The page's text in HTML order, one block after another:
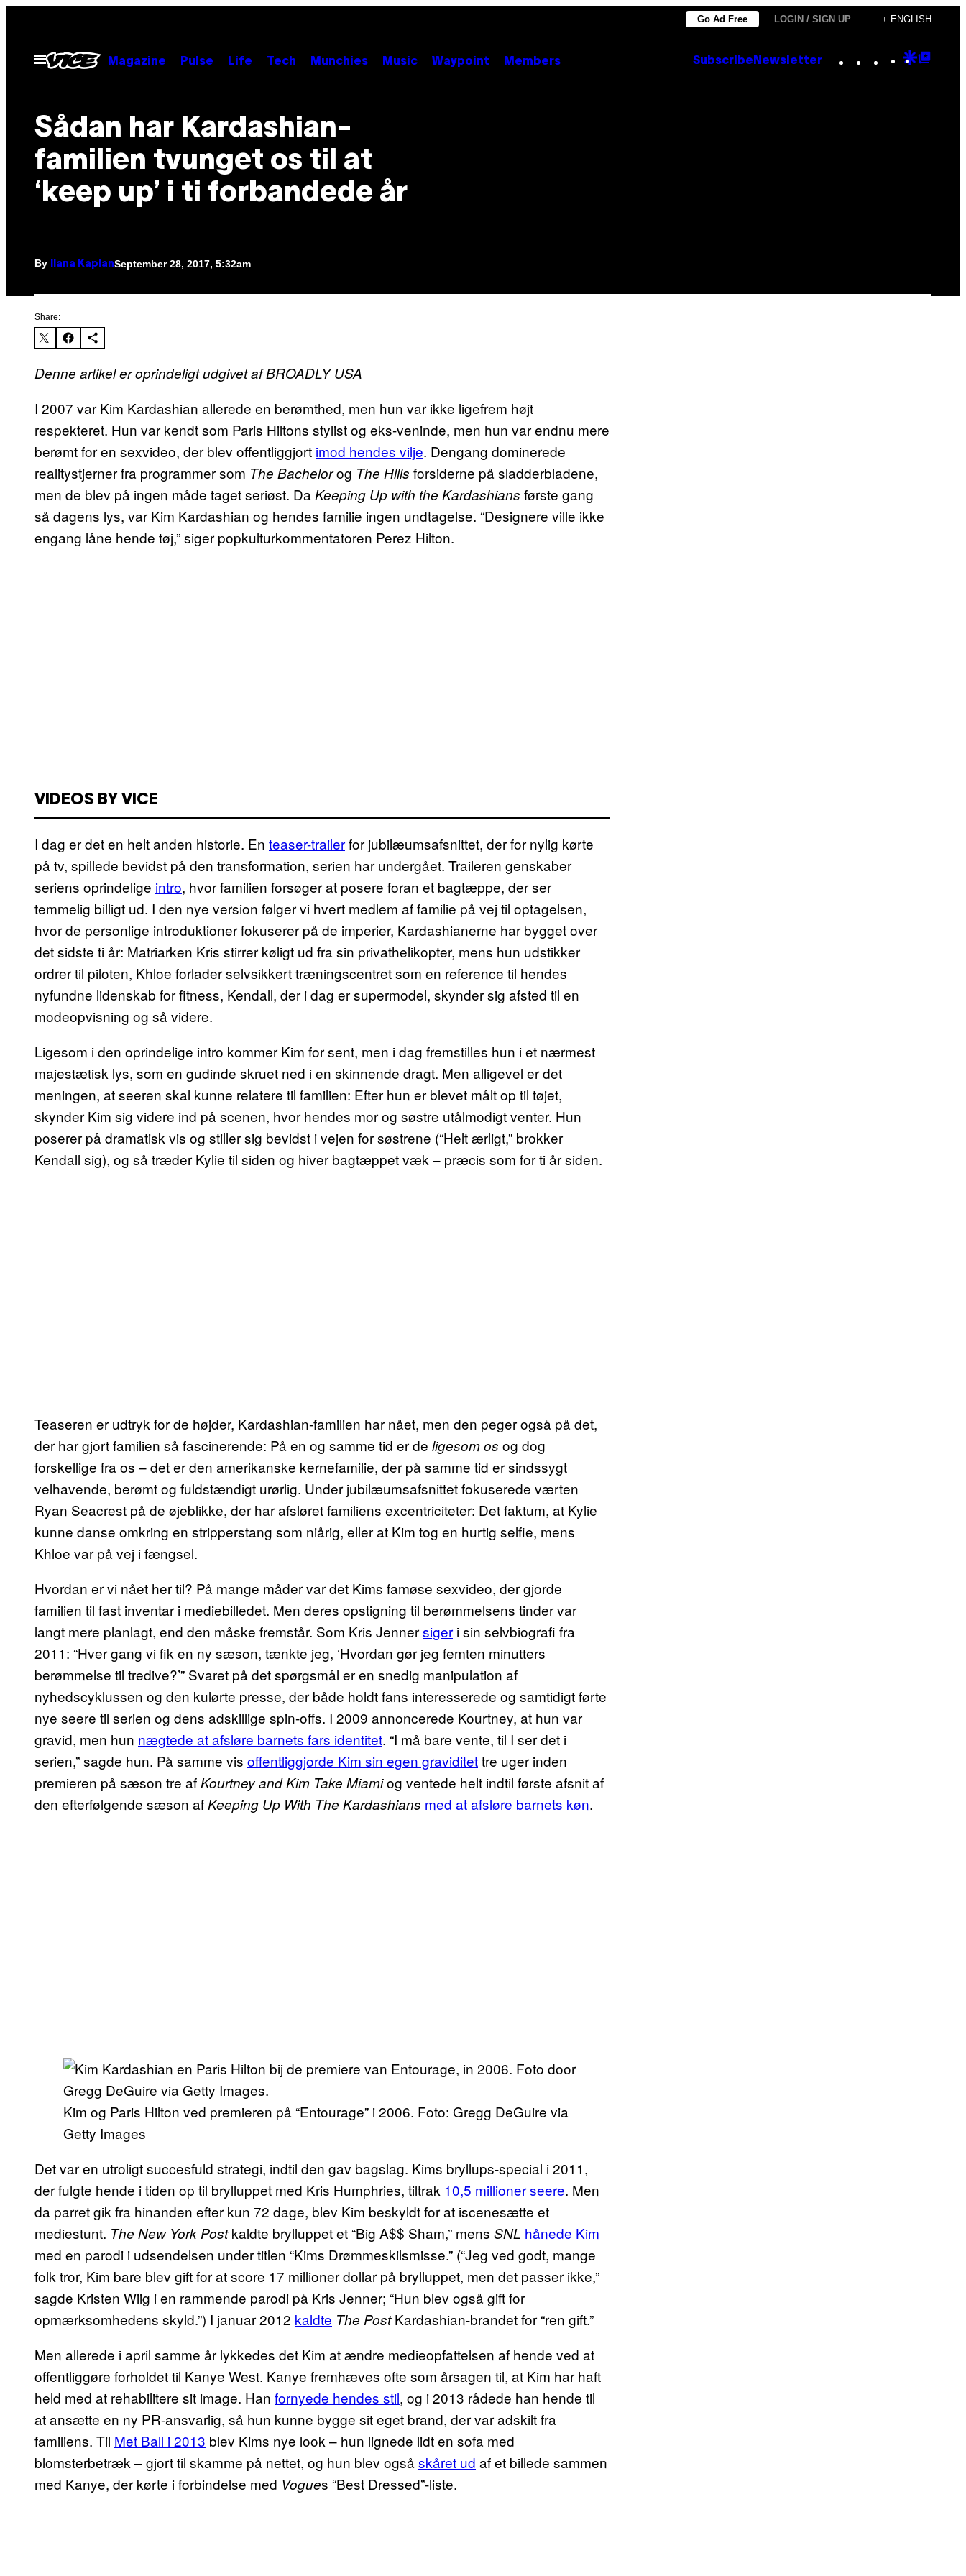
content
Go Ad Free LOGIN / SIGN UP + ENGLISH
Open
Menu
Magazine Pulse Life Tech Munchies Music Waypoint Members Subscribe Newsletter Instagram
TikTok
YouTube
Google
Sådan har Kardashian-
familien tvunget os til at
‘keep up’ i ti forbandede år
By Ilana KaplanSeptember 28, 2017, 5:32am
Share:
Denne artikel er oprindeligt udgivet af BROADLY USA
I 2007 var Kim Kardashian allerede en berømthed, men hun var ikke ligefrem højt
respekteret. Hun var kendt som Paris Hiltons stylist og eks-veninde, men hun var endnu mere
berømt for en sexvideo, der blev offentliggjort imod hendes vilje. Dengang dominerede
realitystjerner fra programmer som The Bachelorog The Hills forsiderne på sladderbladene,
men de blev på ingen måde taget seriøst. Da Keeping Up with the Kardashians første gang
så dagens lys, var Kim Kardashian og hendes familie ingen undtagelse. “Designere ville ikke
engang låne hende tøj,” siger popkulturkommentatoren Perez Hilton.
VIDEOS BY VICE
I dag er det en helt anden historie. En teaser-trailerfor jubilæumsafsnittet, der for nylig kørte
på tv, spillede bevidst på den transformation, serien har undergået. Traileren genskaber
seriens oprindelige intro, hvor familien forsøger at posere foran et bagtæppe, der ser
temmelig billigt ud. I den nye version følger vi hvert medlem af familie på vej til optagelsen,
hvor de personlige introduktioner fokuserer på de imperier, Kardashianerne har bygget over
det sidste ti år: Matriarken Kris stirrer køligt ud fra sin privathelikopter, mens hun udstikker
ordrer til piloten, Khloe forlader selvsikkert træningscentret som en reference til hendes
nyfundne lidenskab for fitness, Kendall, der i dag er supermodel, skynder sig afsted til en
modeopvisning og så videre.
Ligesom i den oprindelige intro kommer Kim for sent, men i dag fremstilles hun i et nærmest
majestætisk lys, som en gudinde skruet ned i en skinnende dragt. Men alligevel er det
meningen, at seeren skal kunne relatere til familien: Efter hun er blevet målt op til tøjet,
skynder Kim sig videre ind på scenen, hvor hendes mor og søstre utålmodigt venter. Hun
poserer på dramatisk vis og stiller sig bevidst i vejen for søstrene (“Helt ærligt,” brokker
Kendall sig), og så træder Kylie til siden og hiver bagtæppet væk – præcis som for ti år siden.
Teaseren er udtryk for de højder, Kardashian-familien har nået, men den peger også på det,
der har gjort familien så fascinerende: På en og samme tid er de ligesom os og dog
forskellige fra os – det er den amerikanske kernefamilie, der på samme tid er sindssygt
velhavende, berømt og fuldstændigt urørlig. Under jubilæumsafsnittet fokuserede værten
Ryan Seacrest på de øjeblikke, der har afsløret familiens excentriciteter: Det faktum, at Kylie
kunne danse omkring en stripperstang som niårig, eller at Kim tog en hurtig selfie, mens
Khloe var på vej i fængsel.
Hvordan er vi nået her til? På mange måder var det Kims famøse sexvideo, der gjorde
familien til fast inventar i mediebilledet. Men deres opstigning til berømmelsens tinder var
langt mere planlagt, end den måske fremstår. Som Kris Jennersiger i sin selvbiografi fra
2011: “Hver gang vi fik en ny sæson, tænkte jeg, ‘Hvordan gør jeg femten minutters
berømmelse til tredive?’” Svaret på det spørgsmål er en snedig manipulation af
nyhedscyklussen og den kulørte presse, der både holdt fans interesserede og samtidigt førte
nye seere til serien og dens adskillige spin-offs. I 2009 annoncerede Kourtney, at hun var
gravid, men hun nægtede at afsløre barnets fars identitet. “I må bare vente, til I ser det i
serien,” sagde hun. På samme vis offentliggjorde Kim sin egen graviditettre uger inden
premieren på sæson tre afKourtney and Kim Take Miamiog ventede helt indtil første afsnit af
den efterfølgende sæson afKeeping Up With The Kardashians med at afsløre barnets køn.
Kim og Paris Hilton ved premieren på “Entourage” i 2006. Foto: Gregg DeGuire via
Getty Images
Det var en utroligt succesfuld strategi, indtil den gav bagslag. Kims bryllups-special i 2011,
der fulgte hende i tiden op til brylluppet med Kris Humphries, tiltrak 10,5 millioner seere. Men
da parret gik fra hinanden efter kun 72 dage, blev Kim beskyldt for at iscenesætte et
mediestunt. The New York Postkaldte brylluppet et “Big A$$ Sham,” mens SNL hånede Kim
med en parodi i udsendelsen under titlen “Kims Drømmeskilsmisse.” (“Jeg ved godt, mange
folk tror, Kim bare blev gift for at score 17 millioner dollar på brylluppet, men det passer ikke,”
sagde Kristen Wiig i en rammende parodi på Kris Jenner; “Hun blev også gift for
opmærksomhedens skyld.”) I januar 2012 kaldte The PostKardashian-brandet for “ren gift.”
Men allerede i april samme år lykkedes det Kim at ændre medieopfattelsen af hende ved at
offentliggøre forholdet til Kanye West. Kanye fremhæves ofte som årsagen til, at Kim har haft
held med at rehabilitere sit image. Han fornyede hendes stil, og i 2013 rådede han hende til
at ansætte en ny PR-ansvarlig, så hun kunne bygge sit eget brand, der var adskilt fra
familiens. Til Met Ball i 2013 blev Kims nye look – hun lignede lidt en sofa med
blomsterbetræk – gjort til skamme på nettet, og hun blev også skåret ud af et billede sammen
med Kanye, der kørte i forbindelse med Vogues “Best Dressed”-liste.